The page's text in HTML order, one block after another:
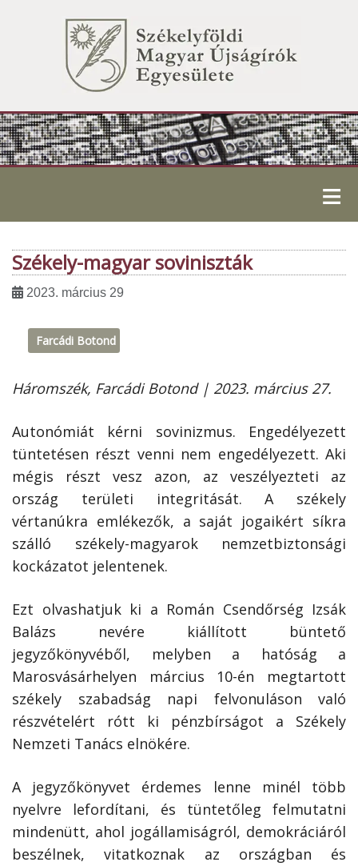
≡
Székely-magyar soviniszták
2023. március 29
Farcádi Botond
Háromszék, Farcádi Botond | 2023. március 27.
Autonómiát kérni sovinizmus. Engedélyezett
tüntetésen részt venni nem engedélyezett. Aki
mégis részt vesz azon, az veszélyezteti az
ország területi integritását. A székely
vértanúkra emlékezők, a saját jogaikért síkra
szálló székely-magyarok nemzetbiztonsági
kockázatot jelentenek.
Ezt olvashatjuk ki a Román Csendőrség Izsák
Balázs nevére kiállított büntető
jegyzőkönyvéből, melyben a hatóság a
Marosvásárhelyen március 10-én megtartott
székely szabadság napi felvonuláson való
részvételért rótt ki pénzbírságot a Székely
Nemzeti Tanács elnökére.
A jegyzőkönyvet érdemes lenne minél több
nyelvre lefordítani, és tüntetőleg felmutatni
mindenütt, ahol jogállamiságról, demokráciáról
beszélnek, vitatkoznak az országban és